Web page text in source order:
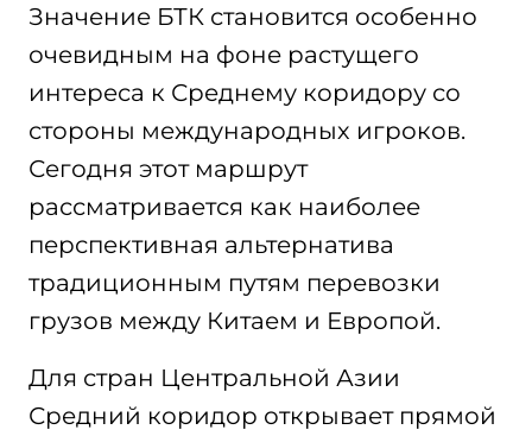
Значение БТК становится особенно
очевидным на фоне растущего
интереса к Среднему коридору со
стороны международных игроков.
Сегодня этот маршрут
рассматривается как наиболее
перспективная альтернатива
традиционным путям перевозки
грузов между Китаем и Европой.
Для стран Центральной Азии
Средний коридор открывает прямой